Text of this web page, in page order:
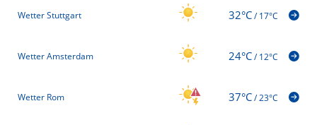
Wetter Stuttgart 32°C/17°C
Wetter Amsterdam 24°C/12°C
Wetter Rom 37°C/23°C